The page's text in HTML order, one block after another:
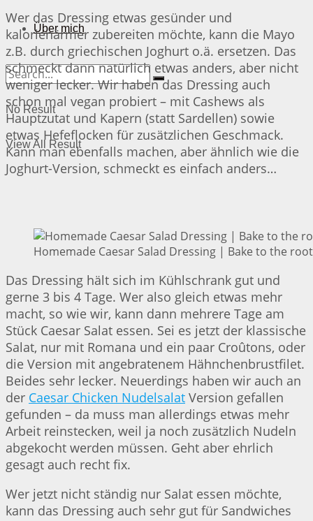
Über mich
No Result
View All Result
Wer das Dressing etwas gesünder und
kalorienärmer zubereiten möchte, kann die Mayo
z.B. durch griechischen Joghurt o.ä. ersetzen. Das
schmeckt dann natürlich etwas anders, aber nicht
weniger lecker. Wir haben das Dressing auch
schon mal vegan probiert – mit Cashews als
Hauptzutat und Kapern (statt Sardellen) sowie
etwas Hefeflocken für zusätzlichen Geschmack.
Kann man ebenfalls machen, aber ähnlich wie die
Joghurt-Version, schmeckt es einfach anders…
Homemade Caesar Salad Dressing | Bake to the
Das Dressing hält sich im Kühlschrank gut und
gerne 3 bis 4 Tage. Wer also gleich etwas mehr
macht, so wie wir, kann dann mehrere Tage am
Stück Caesar Salat essen. Sei es jetzt der klassische
Salat, nur mit Romana und ein paar Croûtons, oder
die Version mit angebratenem Hähnchenbrustfilet.
Beides sehr lecker. Neuerdings haben wir auch an
der Caesar Chicken Nudelsalat Version gefallen
gefunden – da muss man allerdings etwas mehr
Arbeit reinstecken, weil ja noch zusätzlich Nudeln
abgekocht werden müssen. Geht aber ehrlich
gesagt auch recht fix.
Wer jetzt nicht ständig nur Salat essen möchte,
kann das Dressing auch sehr gut für Sandwiches